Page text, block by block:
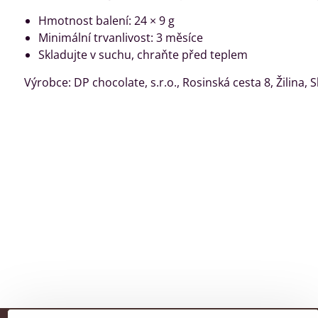
Hmotnost balení: 24 × 9 g
Minimální trvanlivost: 3 měsíce
Skladujte v suchu, chraňte před teplem
Výrobce: DP chocolate, s.r.o., Rosinská cesta 8, Žilina,